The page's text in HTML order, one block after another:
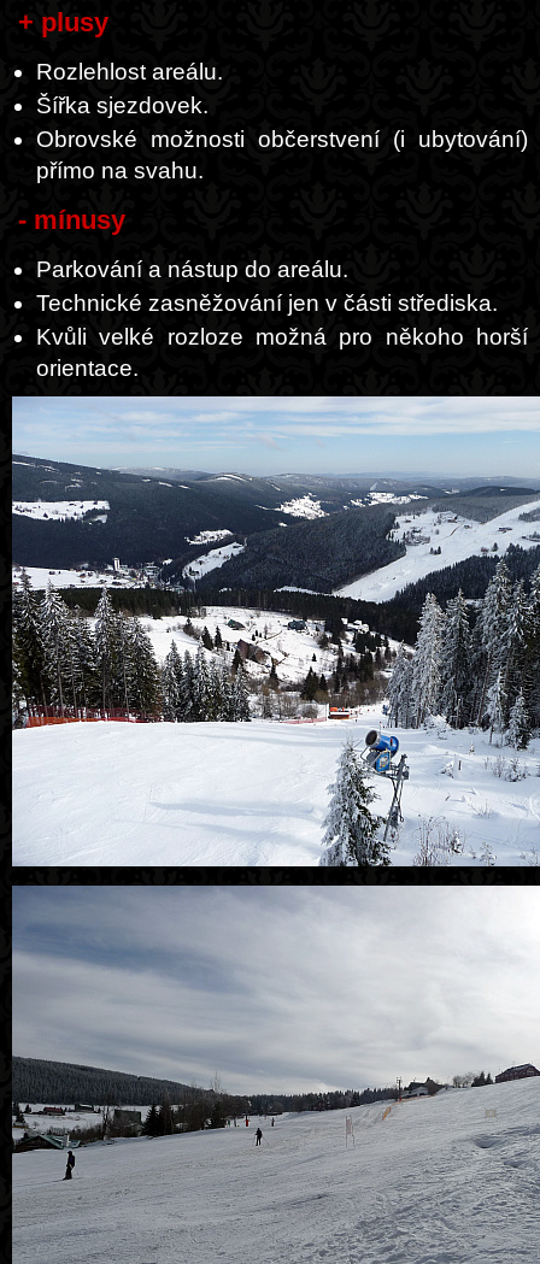
+ plusy
Rozlehlost areálu.
Šířka sjezdovek.
Obrovské možnosti občerstvení (i ubytování)
přímo na svahu.
- mínusy
Parkování a nástup do areálu.
Technické zasněžování jen v části střediska.
Kvůli velké rozloze možná pro někoho horší
orientace.